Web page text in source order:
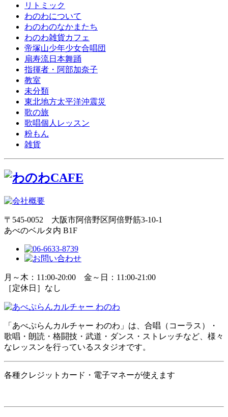
リトミック
わのわについて
わのわのなかまたち
わのわ雑貨カフェ
帝塚山少年少女合唱団
扇寿流日本舞踊
指揮者・阿部加奈子
教室
未分類
東北地方太平洋沖震災
歌の旅
歌唱個人レッスン
粉もん
雑貨
〒545-0052 大阪市阿倍野区阿倍野筋3-10-1
あべのベルタ内 B1F
月～木：11:00-20:00 金～日：11:00-21:00
［定休日］なし
「あべぷらんカルチャー わのわ」は、合唱（コーラス）・
歌唱・朗読・格闘技・武道・ダンス・ストレッチなど、様々
なレッスンを行っているスタジオです。
各種クレジットカード・電子マネーが使えます